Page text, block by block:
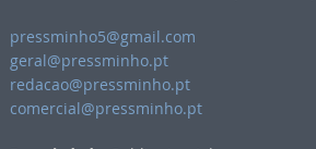
pressminho5@gmail.com
geral@pressminho.pt
redacao@pressminho.pt
comercial@pressminho.pt